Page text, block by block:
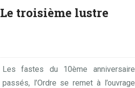
Le troisième lustre
Les fastes du 10ème anniversaire
passés, l’Ordre se remet à l’ouvrage